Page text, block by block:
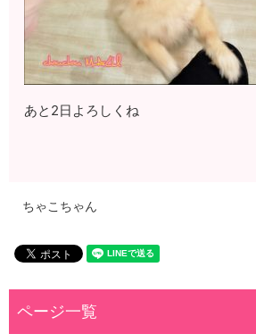
あと2日よろしくね
ちゃこちゃん